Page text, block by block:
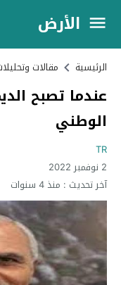
الأرض
الرئيسية مقالات
عندما تصبح
الوطني
TR
2 نوفمبر 2022
آخر تحديث : منذ 4 سنوات